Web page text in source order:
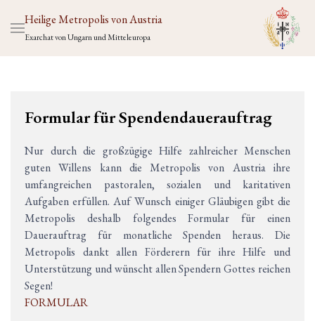
Heilige Metropolis von Austria
Exarchat von Ungarn und Mitteleuropa
Formular für Spendendauerauftrag
Nur durch die großzügige Hilfe zahlreicher Menschen
guten Willens kann die Metropolis von Austria ihre
umfangreichen pastoralen, sozialen und karitativen
Aufgaben erfüllen. Auf Wunsch einiger Gläubigen gibt die
Metropolis deshalb folgendes Formular für einen
Dauerauftrag für monatliche Spenden heraus. Die
Metropolis dankt allen Förderern für ihre Hilfe und
Unterstützung und wünscht allen Spendern Gottes reichen
Segen!
FORMULAR